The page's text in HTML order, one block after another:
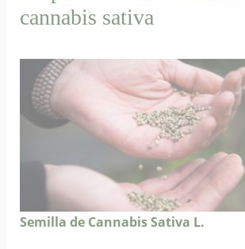
cannabis sativa
Semilla de Cannabis Sativa L.